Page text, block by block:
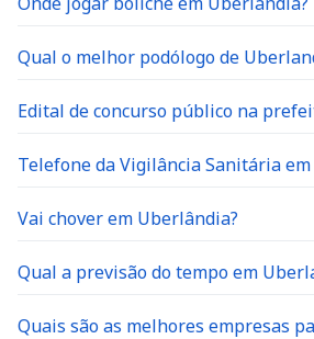
Qual o melhor podólogo de
Edital de concurso público na
Telefone da Vigilância Sanitária
Vai chover em Uberlândia?
Qual a previsão do tempo em
Quais são as melhores empresas